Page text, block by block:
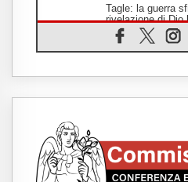
Tagle: la guerra
rivelazione di Dio
07.08.2026
Il Papa in
SIGNIS 2026,
Honduras, gli
dimenticata
07.08.2026